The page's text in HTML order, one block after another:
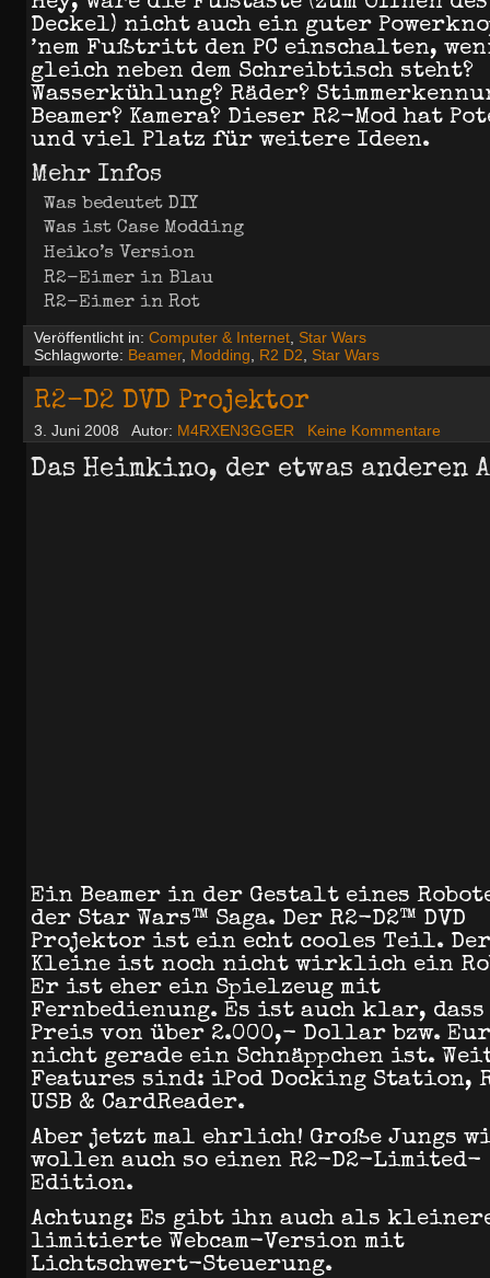
Deckel) nicht auch ein guter
’nem Fußtritt den PC einschalten,
gleich neben dem Schreibtisch steht?
Wasserkühlung? Räder?
Beamer? Kamera? Dieser R2-Mod hat
und viel Platz für weitere Ideen.
Mehr Infos
Was bedeutet DIY
Was ist Case Modding
Heiko’s Version
R2-Eimer in Blau
R2-Eimer in Rot
Veröffentlicht in: Computer & Internet Star Wars
Schlagworte: Beamer, Modding R2 D2 Star Wars
R2-D2 DVD Projektor
3. Juni 2008 Autor: M4RXEN3GGER Keine Kommentare
Das Heimkino, der etwas anderen
Ein Beamer in der Gestalt eines
der Star Wars™ Saga. Der R2-D2™ DVD
Projektor ist ein echt cooles Teil. Der
Kleine ist noch nicht wirklich ein
Er ist eher ein Spielzeug mit
Fernbedienung. Es ist auch klar, dass
Preis von über 2.000,- Dollar bzw.
nicht gerade ein Schnäppchen ist.
Features sind: iPod Docking Station,
USB & CardReader.
Aber jetzt mal ehrlich! Große Jungs
wollen auch so einen R2-D2-Limited-
Edition.
Achtung: Es gibt ihn auch als
limitierte Webcam-Version mit
Lichtschwert-Steuerung.